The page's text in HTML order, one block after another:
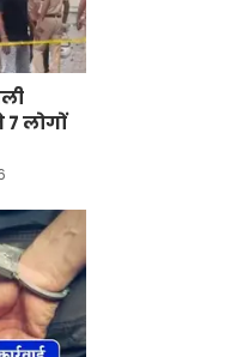
7 लोगों